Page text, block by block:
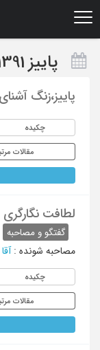
پاییز 1391 - شماره 31
پاییز،‌زنگ
چکیده
مقالات
لطافت
گفتگو و مصاحبه
مصاحبه شونده :
چکیده
مقالات